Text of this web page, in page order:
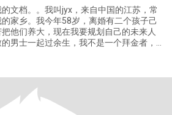
文档。。我叫jyx，来自中国的江苏，常
家乡。我今年58岁，离婚有二个孩子己
他们养大，现在我要规划自己的未来人
男士一起过余生，我不是一个拜金者，
饭.散步.和朋友一起聊天，我最近学习了
你喜欢我亲自做给你吃吗？好了你愿意